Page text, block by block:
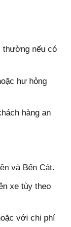
thường nếu có
hư hỏng
hàng an
và Bến Cát.
xe tùy theo
với chi phí